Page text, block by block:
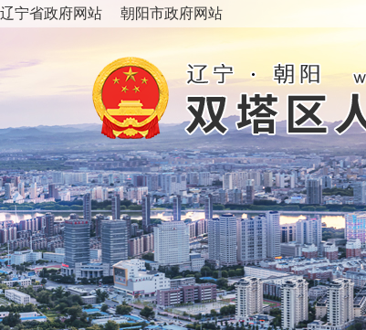
辽宁省政府网站 朝阳市政府网站